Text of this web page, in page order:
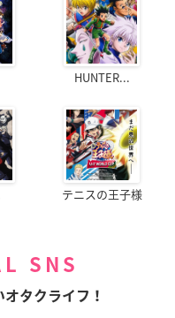
HUNTER...
テニスの王子様
SNS
タクライフ！